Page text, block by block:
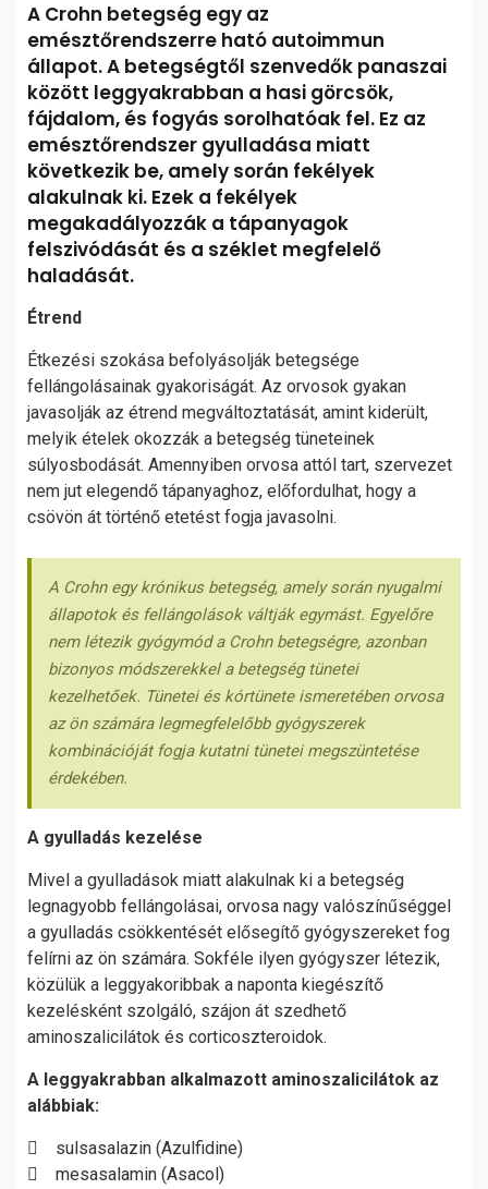
A Crohn betegség egy az
emésztőrendszerre ható autoimmun
állapot. A betegségtől szenvedők panaszai
között leggyakrabban a hasi görcsök,
fájdalom, és fogyás sorolhatóak fel. Ez az
emésztőrendszer gyulladása miatt
következik be, amely során fekélyek
alakulnak ki. Ezek a fekélyek
megakadályozzák a tápanyagok
felszivódását és a széklet megfelelő
haladását.
Étrend
Étkezési szokása befolyásolják betegsége
fellángolásainak gyakoriságát. Az orvosok gyakan
javasolják az étrend megváltoztatását, amint kiderült,
melyik ételek okozzák a betegség tüneteinek
súlyosbodását. Amennyiben orvosa attól tart, szervezet
nem jut elegendő tápanyaghoz, előfordulhat, hogy a
csövön át történő etetést fogja javasolni.
A Crohn egy krónikus betegség, amely során nyugalmi
állapotok és fellángolások váltják egymást. Egyelőre
nem létezik gyógymód a Crohn betegségre, azonban
bizonyos módszerekkel a betegség tünetei
kezelhetőek. Tünetei és kórtünete ismeretében orvosa
az ön számára legmegfelelőbb gyógyszerek
kombinációját fogja kutatni tünetei megszüntetése
érdekében.
A gyulladás kezelése
Mivel a gyulladások miatt alakulnak ki a betegség
legnagyobb fellángolásai, orvosa nagy valószínűséggel
a gyulladás csökkentését elősegítő gyógyszereket fog
felírni az ön számára. Sokféle ilyen gyógyszer létezik,
közülük a leggyakoribbak a naponta kiegészítő
kezelésként szolgáló, szájon át szedhető
aminoszalicilátok és corticoszteroidok.
A leggyakrabban alkalmazott aminoszalicilátok az
alábbiak:
 sulsasalazin (Azulfidine)
 mesasalamin (Asacol)